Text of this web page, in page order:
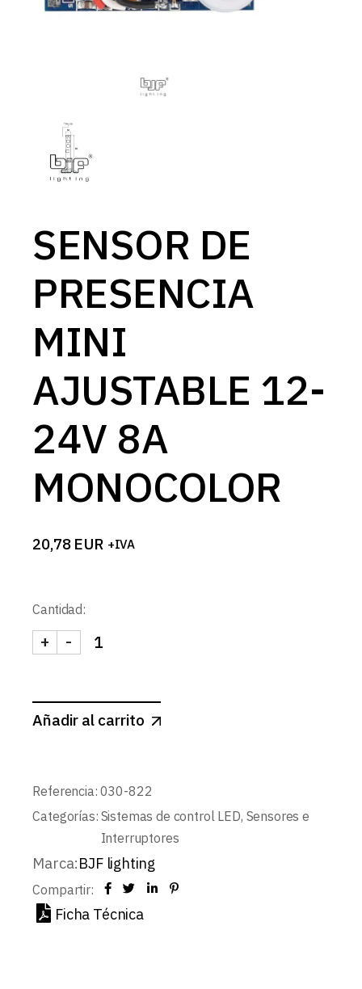
SENSOR DE
PRESENCIA
MINI
AJUSTABLE 12-
24V 8A
MONOCOLOR
20,78 EUR +IVA
Cantidad:
SENSOR DE PRESENCIA MINI AJUSTABLE 12-
-
+
Añadir al carrito
Referencia: 030-822
Categorías: Sistemas de control LED, Sensores e
Interruptores
Marca:BJF lighting
Compartir:
Ficha Técnica